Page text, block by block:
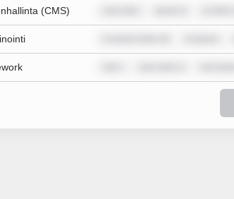
(CMS)